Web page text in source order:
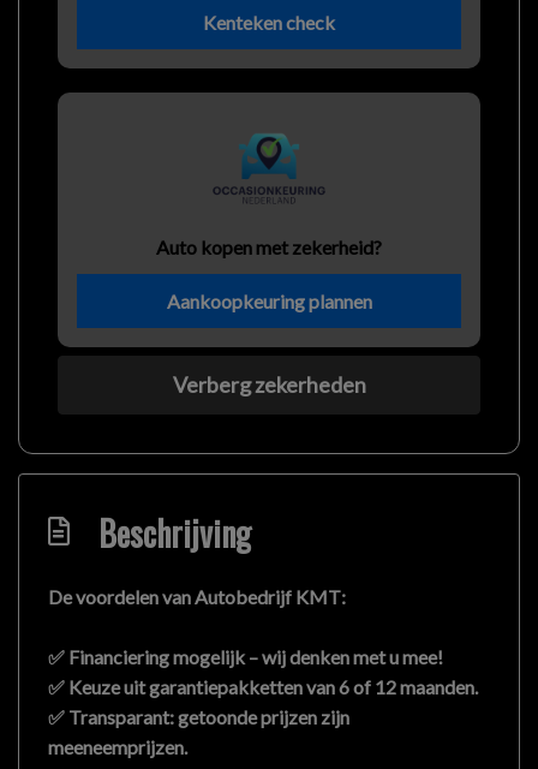
Kenteken check
Auto kopen met zekerheid?
Aankoopkeuring plannen
Verberg zekerheden
Beschrijving
De voordelen vanAutobedrijf KMT:
✅ Financiering mogelijk – wij denken met u mee!
✅ Keuze uit garantiepakketten van 6 of 12 maanden.
✅ Transparant: getoonde prijzen zijn
meeneemprijzen.